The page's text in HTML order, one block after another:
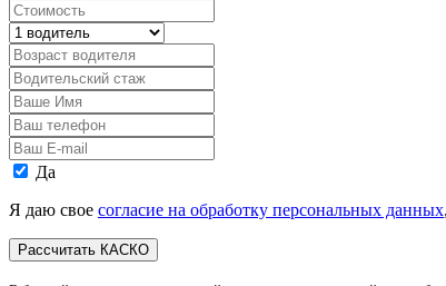
Стоимость,
руб.
Водитель
Возраст
водителя
Водительский
стаж
Ваше
Имя
Ваш
телефон
Ваш
E-
mail
Персональные
Да
Я даю свое согласие на обработку персональных данных